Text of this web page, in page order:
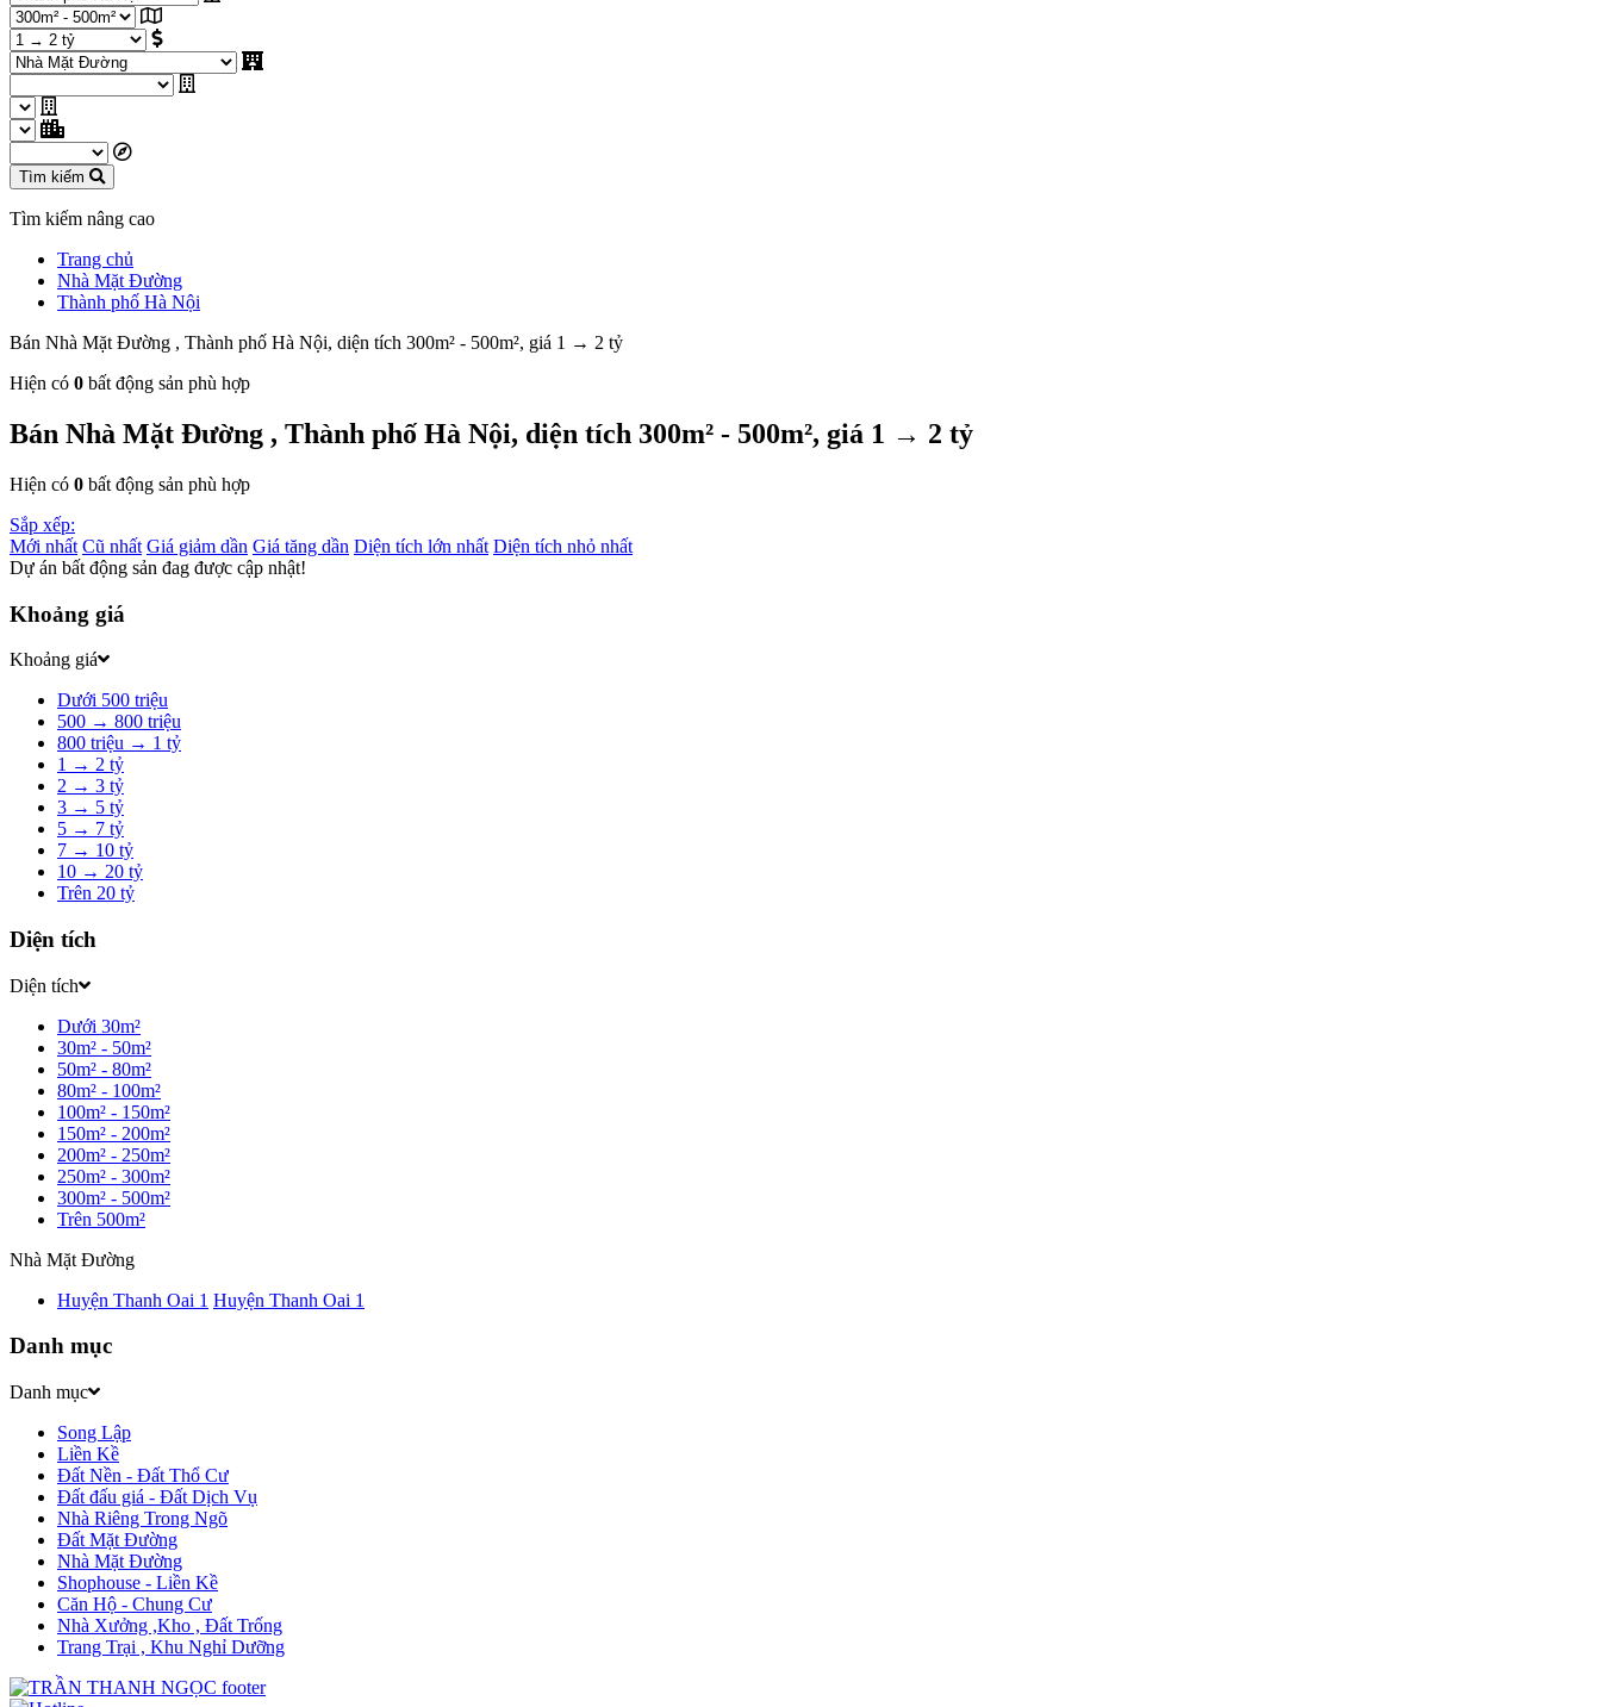
Tìm kiếm
Tìm kiếm nâng cao
Trang chủ
Nhà Mặt Đường
Thành phố Hà Nội
Bán Nhà Mặt Đường , Thành phố Hà Nội, diện tích 300m² - 500m², giá 1 → 2 tỷ
Hiện có 0 bất động sản phù hợp
Bán Nhà Mặt Đường , Thành phố Hà Nội, diện tích 300m² - 500m², giá 1 → 2 tỷ
Hiện có 0 bất động sản phù hợp
Sắp xếp:
Mới nhất Cũ nhất Giá giảm dần Giá tăng dần Diện tích lớn nhất Diện tích nhỏ nhất
Dự án bất động sản đag được cập nhật!
Khoảng giá
Khoảng giá
Dưới 500 triệu
500 → 800 triệu
800 triệu → 1 tỷ
1 → 2 tỷ
2 → 3 tỷ
3 → 5 tỷ
5 → 7 tỷ
7 → 10 tỷ
10 → 20 tỷ
Trên 20 tỷ
Diện tích
Diện tích
Dưới 30m²
30m² - 50m²
50m² - 80m²
80m² - 100m²
100m² - 150m²
150m² - 200m²
200m² - 250m²
250m² - 300m²
300m² - 500m²
Trên 500m²
Nhà Mặt Đường
Huyện Thanh Oai 1 Huyện Thanh Oai 1
Danh mục
Danh mục
Song Lập
Liền Kề
Đất Nền - Đất Thổ Cư
Đất đấu giá - Đất Dịch Vụ
Nhà Riêng Trong Ngõ
Đất Mặt Đường
Nhà Mặt Đường
Shophouse - Liền Kề
Căn Hộ - Chung Cư
Nhà Xưởng ,Kho , Đất Trống
Trang Trại , Khu Nghỉ Dưỡng